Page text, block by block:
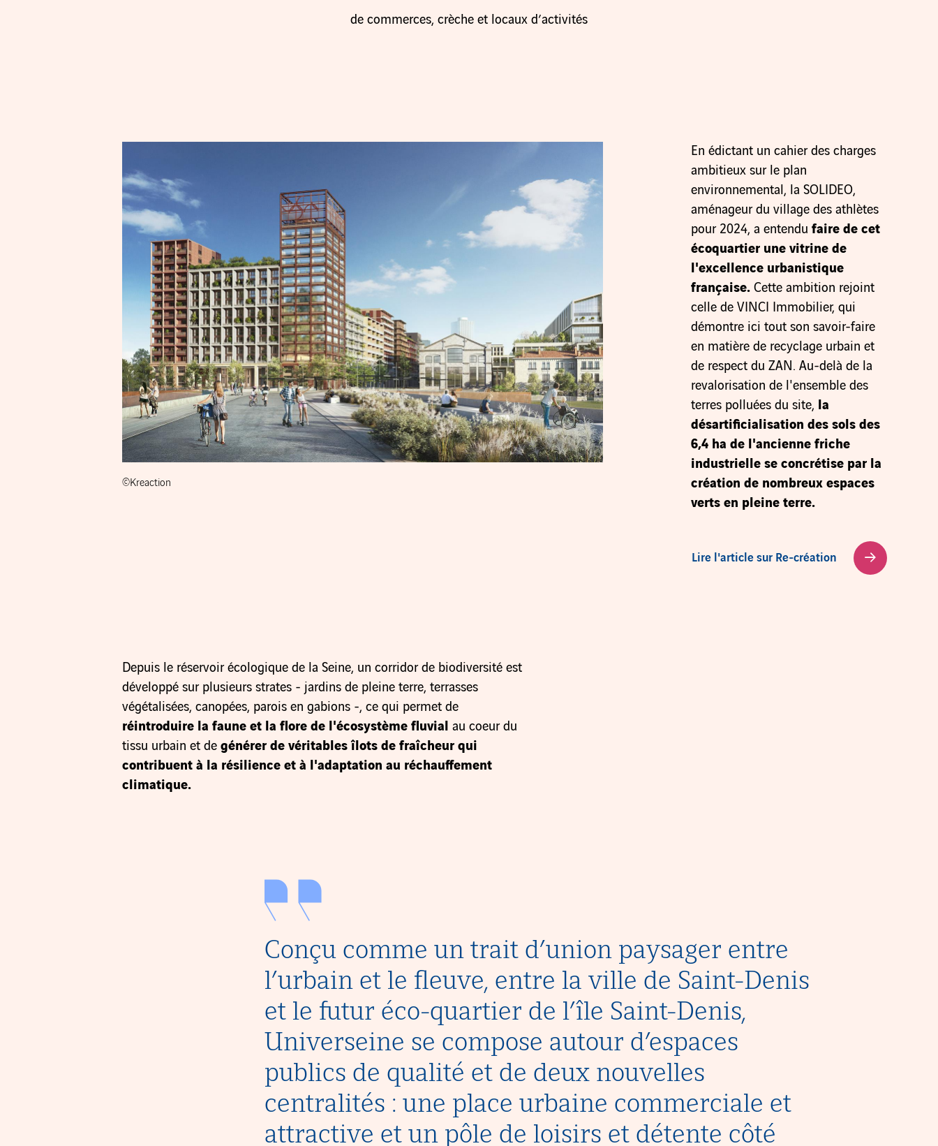
de commerces, crèche et locaux d’activités
En édictant un cahier des charges
ambitieux sur le plan
environnemental, la SOLIDEO,
aménageur du village des athlètes
pour 2024, a entendu faire de cet
écoquartier une vitrine de
l'excellence urbanistique
française.Cette ambition rejoint
celle de VINCI Immobilier, qui
démontre ici tout son savoir-faire
en matière de recyclage urbain et
de respect du ZAN. Au-delà de la
revalorisation de l'ensemble des
terres polluées du site, la
désartificialisation des sols des
6,4 ha de l'ancienne friche
industrielle se concrétise par la
création de nombreux espaces
verts en pleine terre.
Lire l'article sur Re-création
©Kreaction
Depuis le réservoir écologique de la Seine, un corridor de biodiversité est
développé sur plusieurs strates - jardins de pleine terre, terrasses
végétalisées, canopées, parois en gabions -, ce qui permet de
réintroduire la faune et la flore de l'écosystème fluvial au coeur du
tissu urbain et de générer de véritables îlots de fraîcheur qui
contribuent à la résilience et à l'adaptation au réchauffement
climatique.
Conçu comme un trait d’union paysager entre
l’urbain et le fleuve, entre la ville de Saint-Denis
et le futur éco-quartier de l’île Saint-Denis,
Universeine se compose autour d’espaces
publics de qualité et de deux nouvelles
centralités : une place urbaine commerciale et
attractive et un pôle de loisirs et détente côté